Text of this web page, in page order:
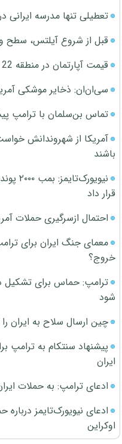
تعطیلی تنها مدرسه ایرانی
قبل از شروع آیلتس، سطح
قیمت آپارتمان در منطقه 22 تهران چقدر است؟
سی‌ان‌ان: ذخایر موشکی
تماس بن‌سلمان با ترامپ
آمریکا از شهروندانش
باشند
قرار داد
احتمال ازسرگیری حملات
معمای جنگ ایران برای
خروج؟
ترامپ: حماس برای تشکیل
شود
چین ارسال سلاح به ایران
پیشنهاد سنتکام به ترامپ
ایران
ادعای ترامپ: به حملات
ادعای نیویورک‌تایمز درباره
اوکراین